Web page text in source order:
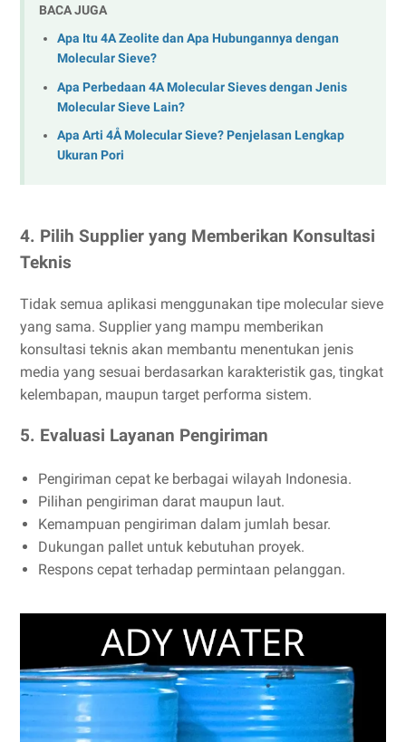
BACA JUGA
Apa Itu 4A Zeolite dan Apa Hubungannya dengan
Molecular Sieve?
Apa Perbedaan 4A Molecular Sieves dengan Jenis
Molecular Sieve Lain?
Apa Arti 4Å Molecular Sieve? Penjelasan Lengkap
Ukuran Pori
4. Pilih Supplier yang Memberikan Konsultasi
Teknis
Tidak semua aplikasi menggunakan tipe molecular sieve
yang sama. Supplier yang mampu memberikan
konsultasi teknis akan membantu menentukan jenis
media yang sesuai berdasarkan karakteristik gas, tingkat
kelembapan, maupun target performa sistem.
5. Evaluasi Layanan Pengiriman
Pengiriman cepat ke berbagai wilayah Indonesia.
Pilihan pengiriman darat maupun laut.
Kemampuan pengiriman dalam jumlah besar.
Dukungan pallet untuk kebutuhan proyek.
Respons cepat terhadap permintaan pelanggan.